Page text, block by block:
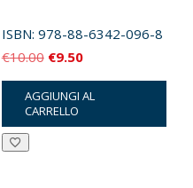
ISBN: 978-88-6342-096-8
€10.00 Il
prezzo
originale
era:
€9.50Il
prezzo
attuale
è:
AGGIUNGI AL
CARRELLO